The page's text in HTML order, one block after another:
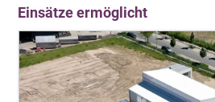
Einsätze ermöglicht